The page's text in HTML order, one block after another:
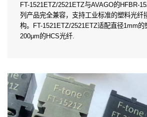
FT-1521ETZ/2521ETZ与AVAGO的HFBR-
列产品完全兼容，支持工业标准的塑料光纤
构。FT-1521ETZ/2521ETZ适配直径1mm的
200μm的HCS光纤.